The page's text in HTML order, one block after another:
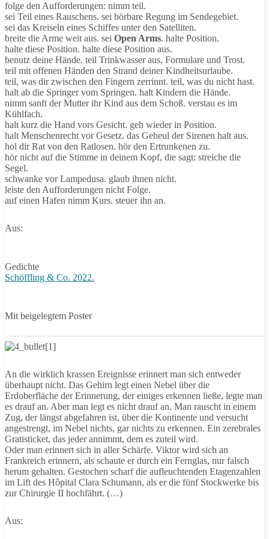
folge den Aufforderungen: nimm teil.
sei Teil eines Rauschens. sei hörbare Regung im Sendegebiet.
sei das Kreiseln eines Schiffes unter den Satelliten.
breite die Arme weit aus. sei Open Arms. halte Position.
halte diese Position. halte diese Position aus.
benutz deine Hände. teil Trinkwasser aus, Formulare und Trost.
teil mit offenen Händen den Strand deiner Kindheitsurlaube.
teil, was dir zwischen den Fingern zerrinnt. teil, was du nicht hast.
halt ab die Springer vom Springen. halt Kindern die Hände.
nimm sanft der Mutter ihr Kind aus dem Schoß. verstau es im
Kühlfach.
halt kurz die Hand vors Gesicht. geh wieder in Position.
halt Menschenrecht vor Gesetz. das Geheul der Sirenen halt aus.
hol dir Rat von den Ratlosen. hör den Ertrunkenen zu.
hör nicht auf die Stimme in deinem Kopf, die sagt: streiche die
Segel.
schwanke vor Lampedusa. glaub ihnen nicht.
leiste den Aufforderungen nicht Folge.
auf einen Hafen nimm Kurs. steuer ihn an.
Aus:
Gedichte
Schöffling & Co. 2022.
Mit beigelegtem Poster
An die wirklich krassen Ereignisse erinnert man sich entweder
überhaupt nicht. Das Gehirn legt einen Nebel über die
Erdoberfläche der Erinnerung, der einiges erkennen ließe, legte man
es drauf an. Aber man legt es nicht drauf an. Man rauscht in einem
Zug, der längst abgefahren ist, über die Kontinente und versucht
angestrengt, im Nebel nichts, gar nichts zu erkennen. Ein zerebrales
Gratisticket, das jeder annimmt, dem es zuteil wird.
Oder man erinnert sich in aller Schärfe. Viktor wird sich an
Frankreich erinnern, als schaute er durch ein Fernglas, nur falsch
herum gehalten. Gestochen scharf die aufleuchtenden Etagenzahlen
im Lift des Hôpital Clara Schumann, als er die fünf Stockwerke bis
zur Chirurgie II hochfährt. (…)
Aus: